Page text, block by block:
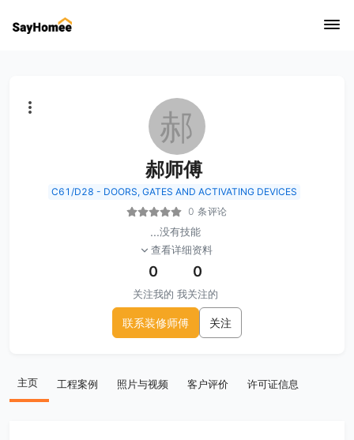
郝
郝师傅
C61/D28 - DOORS, GATES AND ACTIVATING DEVICES
0 条评论
...没有技能
查看详细资料
0
关注我的
0
我关注的
联系装修师傅 关注
主页 工程案例 照片与视频 客户评价 许可证信息